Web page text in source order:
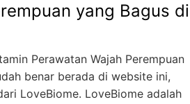
yang Bagus di
Perawatan Wajah Perempuan
benar berada di website ini,
LoveBiome. LoveBiome adalah